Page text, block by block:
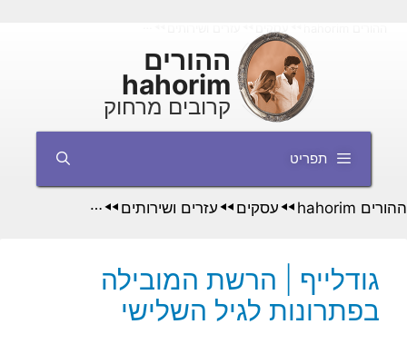
ההורים
hahorim
קרובים מרחוק
תפריט
ההורים hahorim ◄◄ עסקים ◄◄ עזרים ושירותים ◄◄ גודלייף |
גודלייף | הרשת המובילה
בפתרונות לגיל השלישי